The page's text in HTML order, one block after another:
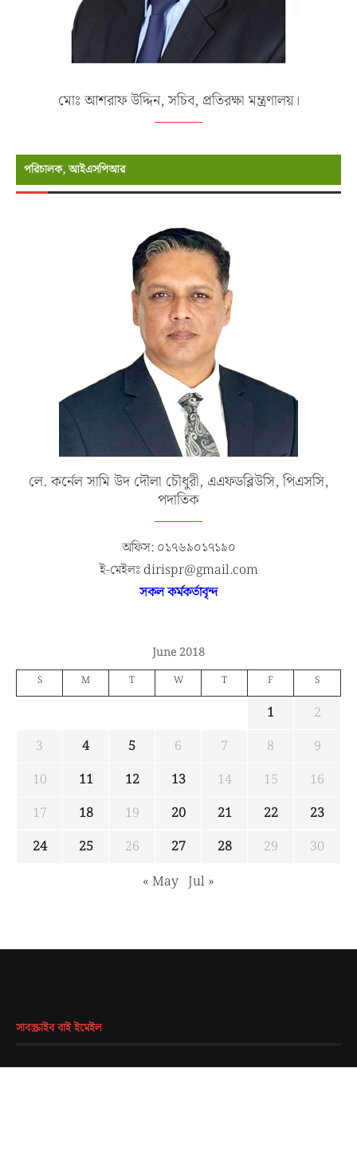
মোঃ আশরাফ উদ্দিন, সচিব, প্রতিরক্ষা মন্ত্রণালয়।
পরিচালক, আইএসপিআর
লে. কর্নেল সামি উদ দৌলা চৌধুরী, এএফডব্লিউসি, পিএসসি,
পদাতিক
অফিস: ০১৭৬৯০১৭১৯০
ই-মেইলঃ dirispr@gmail.com
সকল কর্মকর্তাবৃন্দ
June 2018
S M T W T F S
1
2
3
4 5 6 7 8
9
10
11 12 13 14 15
16
17
18 19 20 21 22
23
24
25 26 27 28 29
30
« May Jul »
সাবস্ক্রাইব বাই ইমেইল